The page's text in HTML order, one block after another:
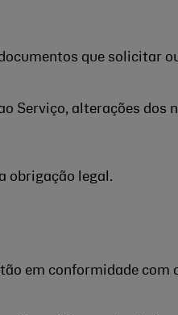
que solicitar
Serviço, alterações dos
obrigação legal.
em conformidade com